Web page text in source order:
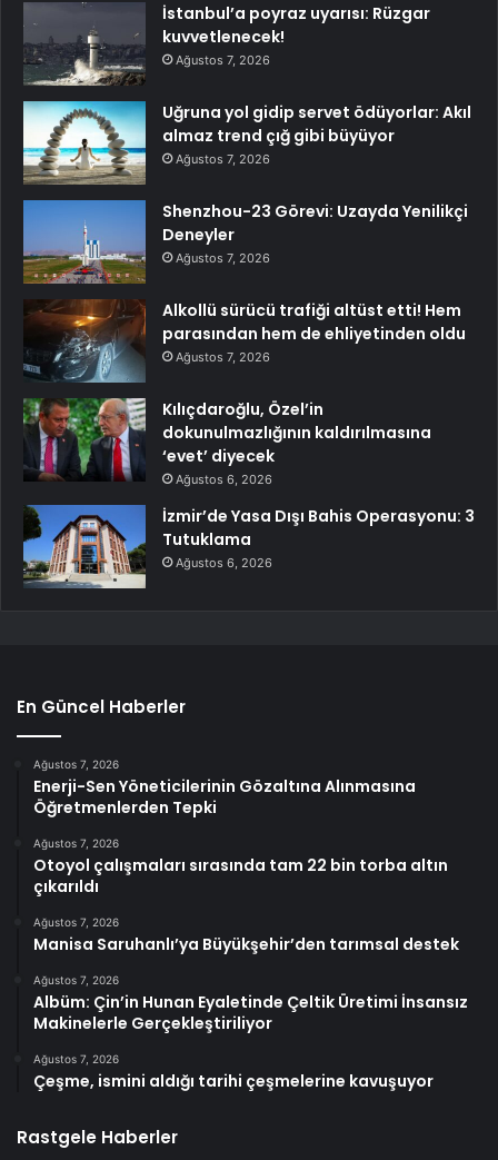
İstanbul’a poyraz uyarısı: Rüzgar
kuvvetlenecek!
Ağustos 7, 2026
Uğruna yol gidip servet ödüyorlar: Akıl
almaz trend çığ gibi büyüyor
Ağustos 7, 2026
Shenzhou-23 Görevi: Uzayda Yenilikçi
Deneyler
Ağustos 7, 2026
Alkollü sürücü trafiği altüst etti! Hem
parasından hem de ehliyetinden oldu
Ağustos 7, 2026
Kılıçdaroğlu, Özel’in
dokunulmazlığının kaldırılmasına
‘evet’ diyecek
Ağustos 6, 2026
İzmir’de Yasa Dışı Bahis Operasyonu: 3
Tutuklama
Ağustos 6, 2026
En Güncel Haberler
Ağustos 7, 2026
Enerji-Sen Yöneticilerinin Gözaltına Alınmasına
Öğretmenlerden Tepki
Ağustos 7, 2026
Otoyol çalışmaları sırasında tam 22 bin torba altın
çıkarıldı
Ağustos 7, 2026
Manisa Saruhanlı’ya Büyükşehir’den tarımsal destek
Ağustos 7, 2026
Albüm: Çin’in Hunan Eyaletinde Çeltik Üretimi İnsansız
Makinelerle Gerçekleştiriliyor
Ağustos 7, 2026
Çeşme, ismini aldığı tarihi çeşmelerine kavuşuyor
Rastgele Haberler